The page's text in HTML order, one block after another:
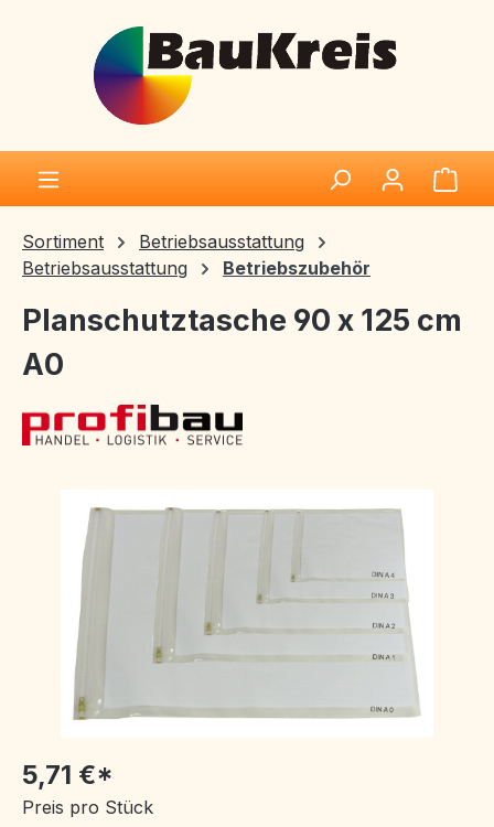
Zum Hauptinhalt springen
Sortiment
Betriebsausstattung
Betriebsausstattung
Betriebszubehör
Planschutztasche 90 x 125 cm
A0
Bildergalerie überspringen
5,71 €*
Preis pro Stück